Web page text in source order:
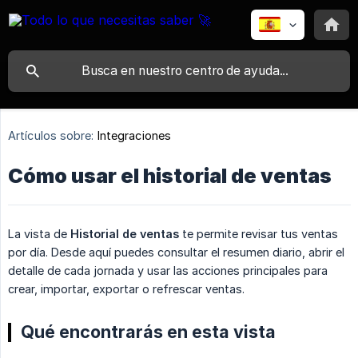
Artículos sobre: Integraciones
Cómo usar el historial de ventas
La vista de Historial de ventas te permite revisar tus ventas
por día. Desde aquí puedes consultar el resumen diario, abrir el
detalle de cada jornada y usar las acciones principales para
crear, importar, exportar o refrescar ventas.
Qué encontrarás en esta vista